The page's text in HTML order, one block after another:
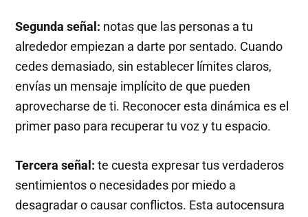
Segunda señal: notas que las personas a tu
alrededor empiezan a darte por sentado. Cuando
cedes demasiado, sin establecer límites claros,
envías un mensaje implícito de que pueden
aprovecharse de ti. Reconocer esta dinámica es el
primer paso para recuperar tu voz y tu espacio.
Tercera señal: te cuesta expresar tus verdaderos
sentimientos o necesidades por miedo a
desagradar o causar conflictos. Esta autocensura